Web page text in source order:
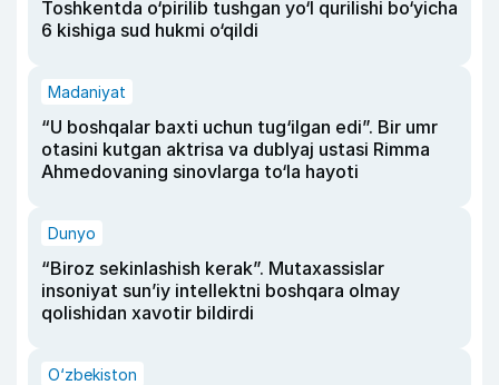
Toshkentda o‘pirilib tushgan yo‘l qurilishi bo‘yicha
6 kishiga sud hukmi o‘qildi
Madaniyat
“U boshqalar baxti uchun tug‘ilgan edi”. Bir umr
otasini kutgan aktrisa va dublyaj ustasi Rimma
Ahmedovaning sinovlarga to‘la hayoti
Dunyo
“Biroz sekinlashish kerak”. Mutaxassislar
insoniyat sun’iy intellektni boshqara olmay
qolishidan xavotir bildirdi
O‘zbekiston